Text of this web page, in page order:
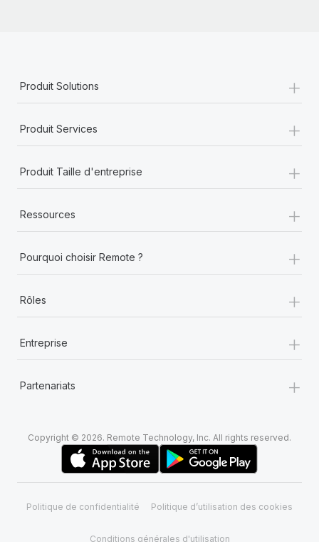
Produit Solutions +
Produit Services +
Produit Taille d'entreprise +
Ressources +
Pourquoi choisir Remote ? +
Rôles +
Entreprise +
Partenariats +
Copyright © 2026. Remote Technology, Inc. All rights reserved.
Politique de confidentialité Politique d’utilisation des cookies
Conditions générales d'utilisation